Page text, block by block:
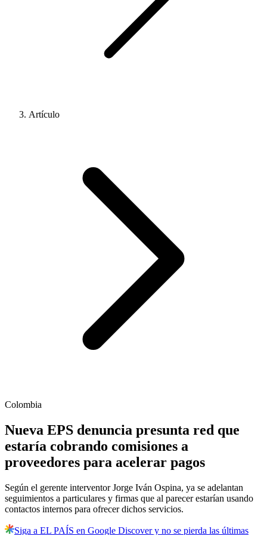
Artículo
Colombia
Nueva EPS denuncia presunta red que
estaría cobrando comisiones a
proveedores para acelerar pagos
Según el gerente interventor Jorge Iván Ospina, ya se adelantan
seguimientos a particulares y firmas que al parecer estarían usando
contactos internos para ofrecer dichos servicios.
Siga a EL PAÍS en Google Discover y no se pierda las últimas